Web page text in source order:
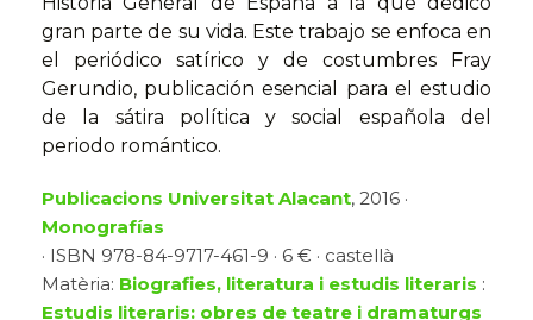
gran parte de su vida. Este trabajo se enfoca en
el periódico satírico y de costumbres Fray
Gerundio, publicación esencial para el estudio
de la sátira política y social española del
periodo romántico.
Publicacions Universitat Alacant, 2016 ·
Monografías
· ISBN 978-84-9717-461-9 · 6 € · castellà
Matèria: Biografies, literatura i estudis literaris :
Estudis literaris: obres de teatre i dramaturgs